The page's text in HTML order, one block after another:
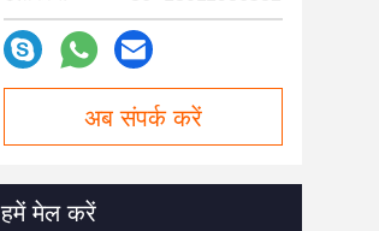
अब संपर्क करें
हमें मेल करें